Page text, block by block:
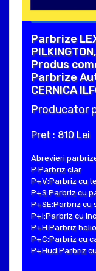
Parbrize
Produs
Parbrize
CERNICA
Producator
Pret : 810 Lei
Abrevieri
P:Parbriz clar
P+V:Parbriz cu
P+S:Parbriz cu
P+SE:Parbriz cu
P+I:Parbriz cu
P+H:Parbriz
P+C:Parbriz cu
P+Hud:Parbriz